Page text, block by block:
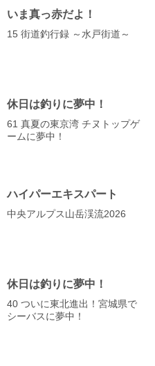
いま真っ赤だよ！
15 街道釣行録 ～水戸街道～
休日は釣りに夢中！
61 真夏の東京湾 チヌトップゲ
ームに夢中！
ハイパーエキスパート
中央アルプス山岳渓流2026
休日は釣りに夢中！
40 ついに東北進出！宮城県で
シーバスに夢中！